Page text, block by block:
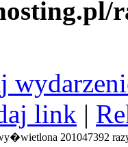
link |
201047392